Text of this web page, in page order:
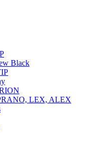
Black
LEX, ALEX